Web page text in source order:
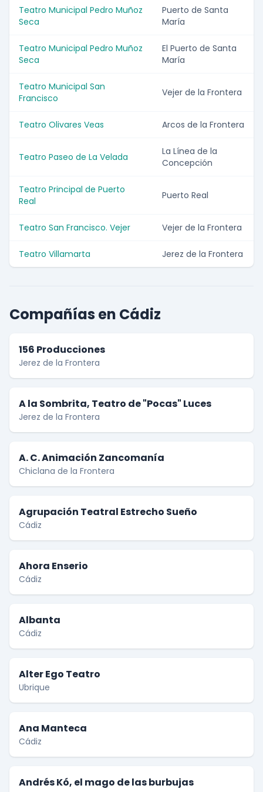
Teatro Municipal Pedro Muñoz
Seca
Puerto de Santa
María
Teatro Municipal Pedro Muñoz
Seca
El Puerto de Santa
María
Teatro Municipal San
Francisco
Vejer de la Frontera
Teatro Olivares Veas Arcos de la Frontera
Teatro Paseo de La Velada
La Línea de la
Concepción
Teatro Principal de Puerto
Real
Puerto Real
Teatro San Francisco. Vejer Vejer de la Frontera
Teatro Villamarta Jerez de la Frontera
Compañías en Cádiz
156 Producciones
Jerez de la Frontera
A la Sombrita, Teatro de "Pocas" Luces
Jerez de la Frontera
A. C. Animación Zancomanía
Chiclana de la Frontera
Agrupación Teatral Estrecho Sueño
Cádiz
Ahora Enserio
Cádiz
Albanta
Cádiz
Alter Ego Teatro
Ubrique
Ana Manteca
Cádiz
Andrés Kó, el mago de las burbujas